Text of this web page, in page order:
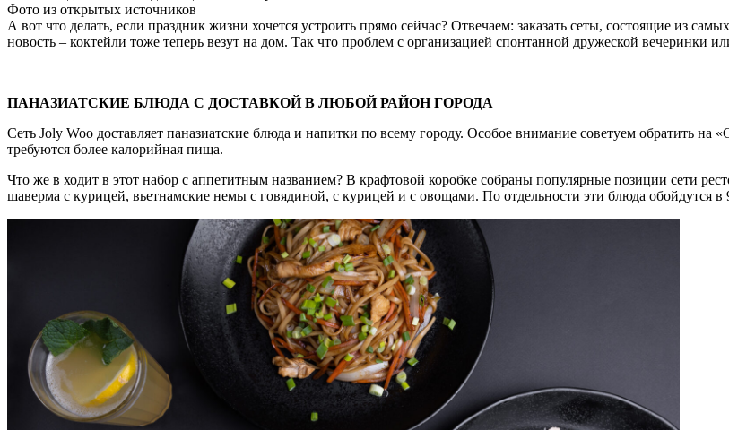
Фото из открытых источников
А вот что делать, если праздник жизни хочется устроить прямо сейчас? Отвечаем: заказать сеты, состоящие из
новость – коктейли тоже теперь везут на дом. Так что проблем с организацией спонтанной дружеской вечеринки
ПАНАЗИАТСКИЕ БЛЮДА С ДОСТАВКОЙ В ЛЮБОЙ РАЙОН ГОРОДА
Сеть Joly Woo доставляет паназиатские блюда и напитки по всему городу. Особое внимание советуем обратить
требуются более калорийная пища.
Что же в ходит в этот набор с аппетитным названием? В крафтовой коробке собраны популярные позиции сети
шаверма с курицей, вьетнамские немы с говядиной, с курицей и с овощами. По отдельности эти блюда обойдутся в